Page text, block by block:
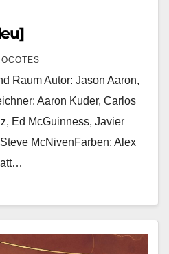
Raum Autor: Jason Aaron,
Aaron Kuder, Carlos
Ed McGuinness, Javier
McNivenFarben: Alex